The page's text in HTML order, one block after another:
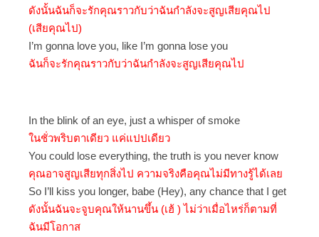
ดังนั้นฉันก็จะรักคุณราวกับว่าฉันกำลังจะสูญเสียคุณไป
(เสียคุณไป)
I’m gonna love you, like I’m gonna lose you
ฉันก็จะรักคุณราวกับว่าฉันกำลังจะสูญเสียคุณไป
In the blink of an eye, just a whisper of smoke
ในชั่วพริบตาเดียว แค่แปปเดียว
You could lose everything, the truth is you never know
คุณอาจสูญเสียทุกสิ่งไป ความจริงคือคุณไม่มีทางรู้ได้เลย
So I’ll kiss you longer, babe (Hey), any chance that I get
ดังนั้นฉันจะจูบคุณให้นานขึ้น (เฮ้ ) ไม่ว่าเมื่อไหร่ก็ตามที่
ฉันมีโอกาส